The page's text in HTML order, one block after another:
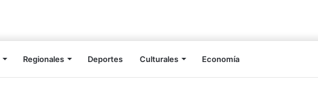
Regionales Deportes Culturales Economía